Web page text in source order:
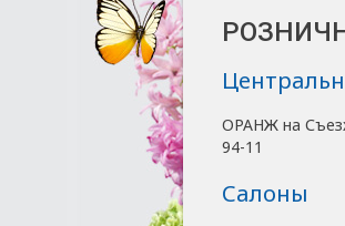
ОРАНЖ на
94-11
Салоны